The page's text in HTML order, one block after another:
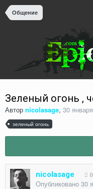
Общение
Зеленый огонь ,
Автор nicolasage, 30
зеленый огонь
nicolasage 0
Опубликовано 30